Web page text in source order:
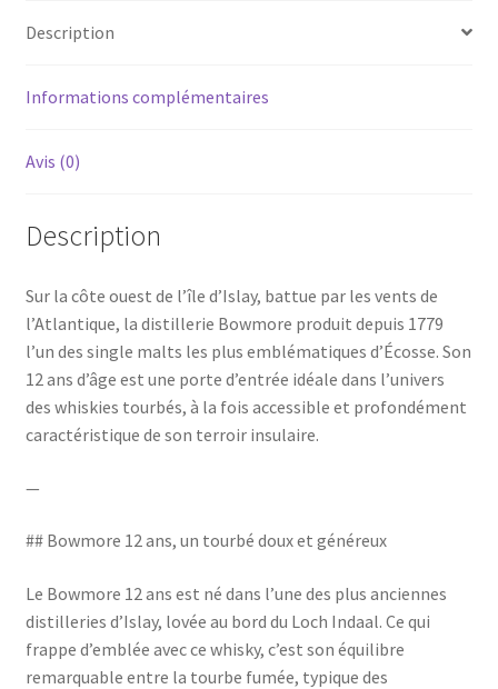
-Description
Informations complémentaires
Avis (0)
Description
Sur la côte ouest de l’île d’Islay, battue par les vents de
l’Atlantique, la distillerie Bowmore produit depuis 1779
l’un des single malts les plus emblématiques d’Écosse. Son
12 ans d’âge est une porte d’entrée idéale dans l’univers
des whiskies tourbés, à la fois accessible et profondément
caractéristique de son terroir insulaire.
—
## Bowmore 12 ans, un tourbé doux et généreux
Le Bowmore 12 ans est né dans l’une des plus anciennes
distilleries d’Islay, lovée au bord du Loch Indaal. Ce qui
frappe d’emblée avec ce whisky, c’est son équilibre
remarquable entre la tourbe fumée, typique des